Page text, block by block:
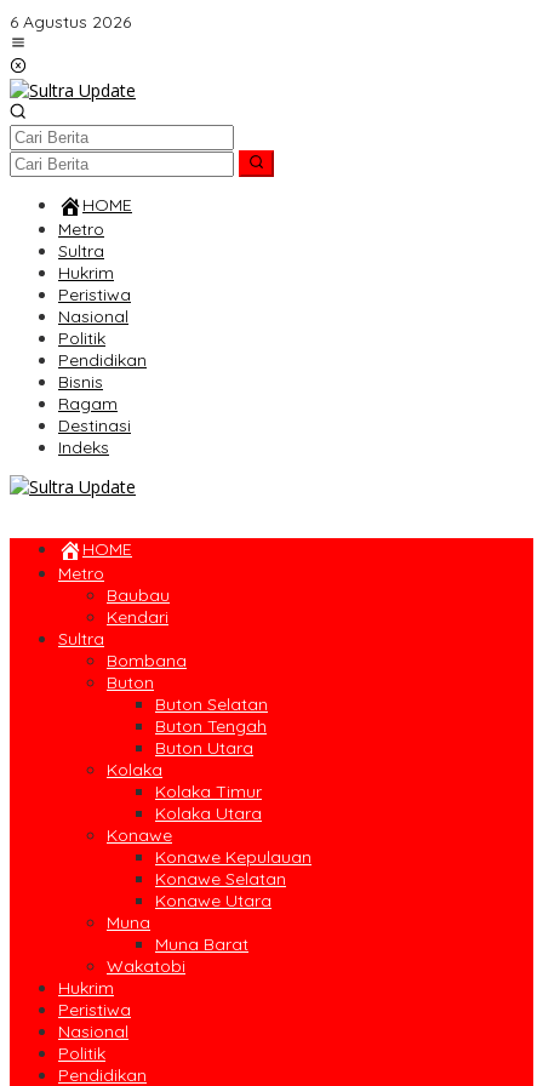
Lewati
ke
konten
6 Agustus 2026
HOME
Metro
Sultra
Hukrim
Peristiwa
Nasional
Politik
Pendidikan
Bisnis
Ragam
Destinasi
Indeks
HOME
Metro
Baubau
Kendari
Sultra
Bombana
Buton
Buton Selatan
Buton Tengah
Buton Utara
Kolaka
Kolaka Timur
Kolaka Utara
Konawe
Konawe Kepulauan
Konawe Selatan
Konawe Utara
Muna
Muna Barat
Wakatobi
Hukrim
Peristiwa
Nasional
Politik
Pendidikan